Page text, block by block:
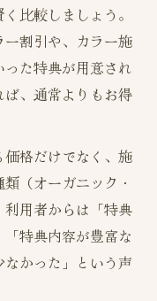
比較しましょう。
割引や、カラー施
た特典が用意され
、通常よりもお得
格だけでなく、施
（オーガニック・
用者からは「特典
特典内容が豊富な
かった」という声